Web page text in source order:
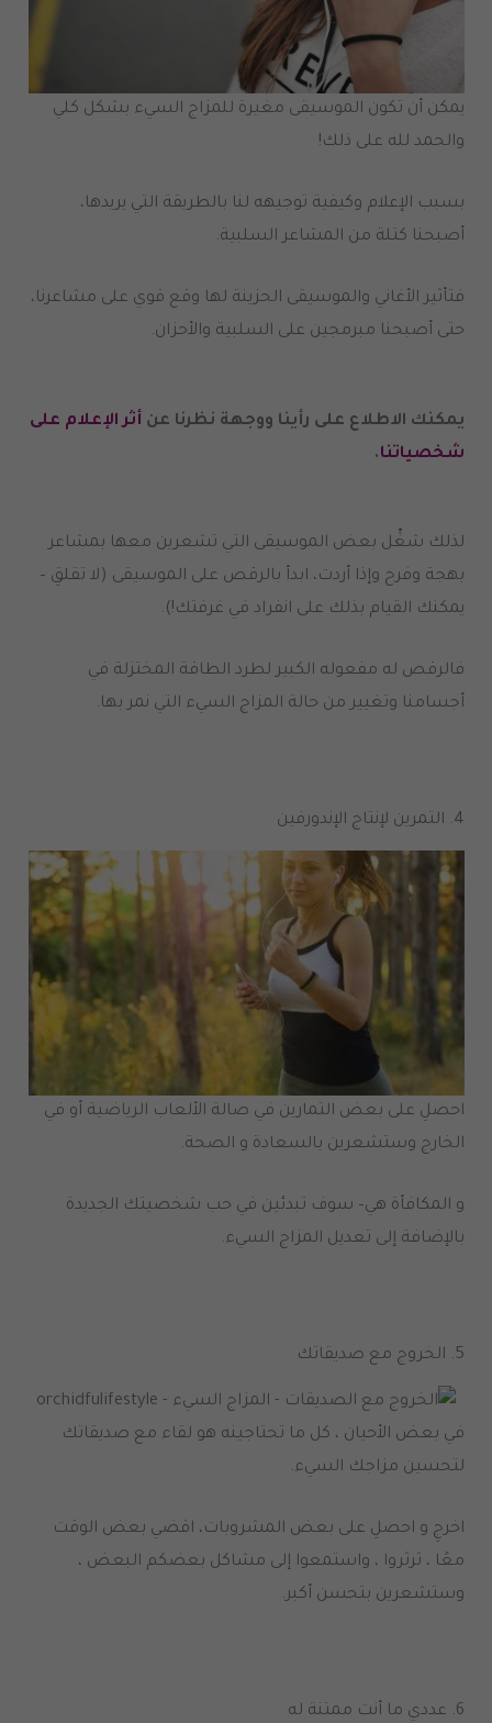
يمكن أن تكون الموسيقى مغيرة للمزاج السيء بشكل كلي
والحمد لله على ذلك!
بسبب الإعلام وكيفية توجيهه لنا بالطريقة التي يريدها،
أصبحنا كتلة من المشاعر السلبية.
فتأثير الأغاني والموسيقى الحزينة لها وقع قوي على مشاعرنا،
حتى أصبحنا مبرمجين على السلبية والأحزان.
يمكنك الاطلاع على رأينا ووجهة نظرنا عن أثر الإعلام على
شخصياتنا.
لذلك شغِّل بعض الموسيقى التي تشعرين معها بمشاعر
بهجة وفرح وإذا أردت، ابدأ بالرقص على الموسيقى (لا تقلقِ –
يمكنك القيام بذلك على انفراد في غرفتك!).
فالرقص له مفعوله الكبير لطرد الطاقة المختزلة في
أجسامنا وتغيير من حالة المزاج السيء التي نمر بها.
4. التمرين لإنتاج الإندورفين
احصلِ على بعض التمارين في صالة الألعاب الرياضية أو في
الخارج وستشعرين بالسعادة و الصحة.
و المكافأة هي– سوف تبدئين في حب شخصيتك الجديدة
بالإضافة إلى تعديل المزاج السيء.
5. الخروج مع صديقاتك
في بعض الأحيان ، كل ما تحتاجينه هو لقاء مع صديقاتك
لتحسين مزاجك السيء.
اخرجِ و احصلِ على بعض المشروبات، اقضي بعض الوقت
معًا ، ثرثروا ، واستمعوا إلى مشاكل بعضكم البعض ،
وستشعرين بتحسن أكبر.
6. عددي ما أنت ممتنة له